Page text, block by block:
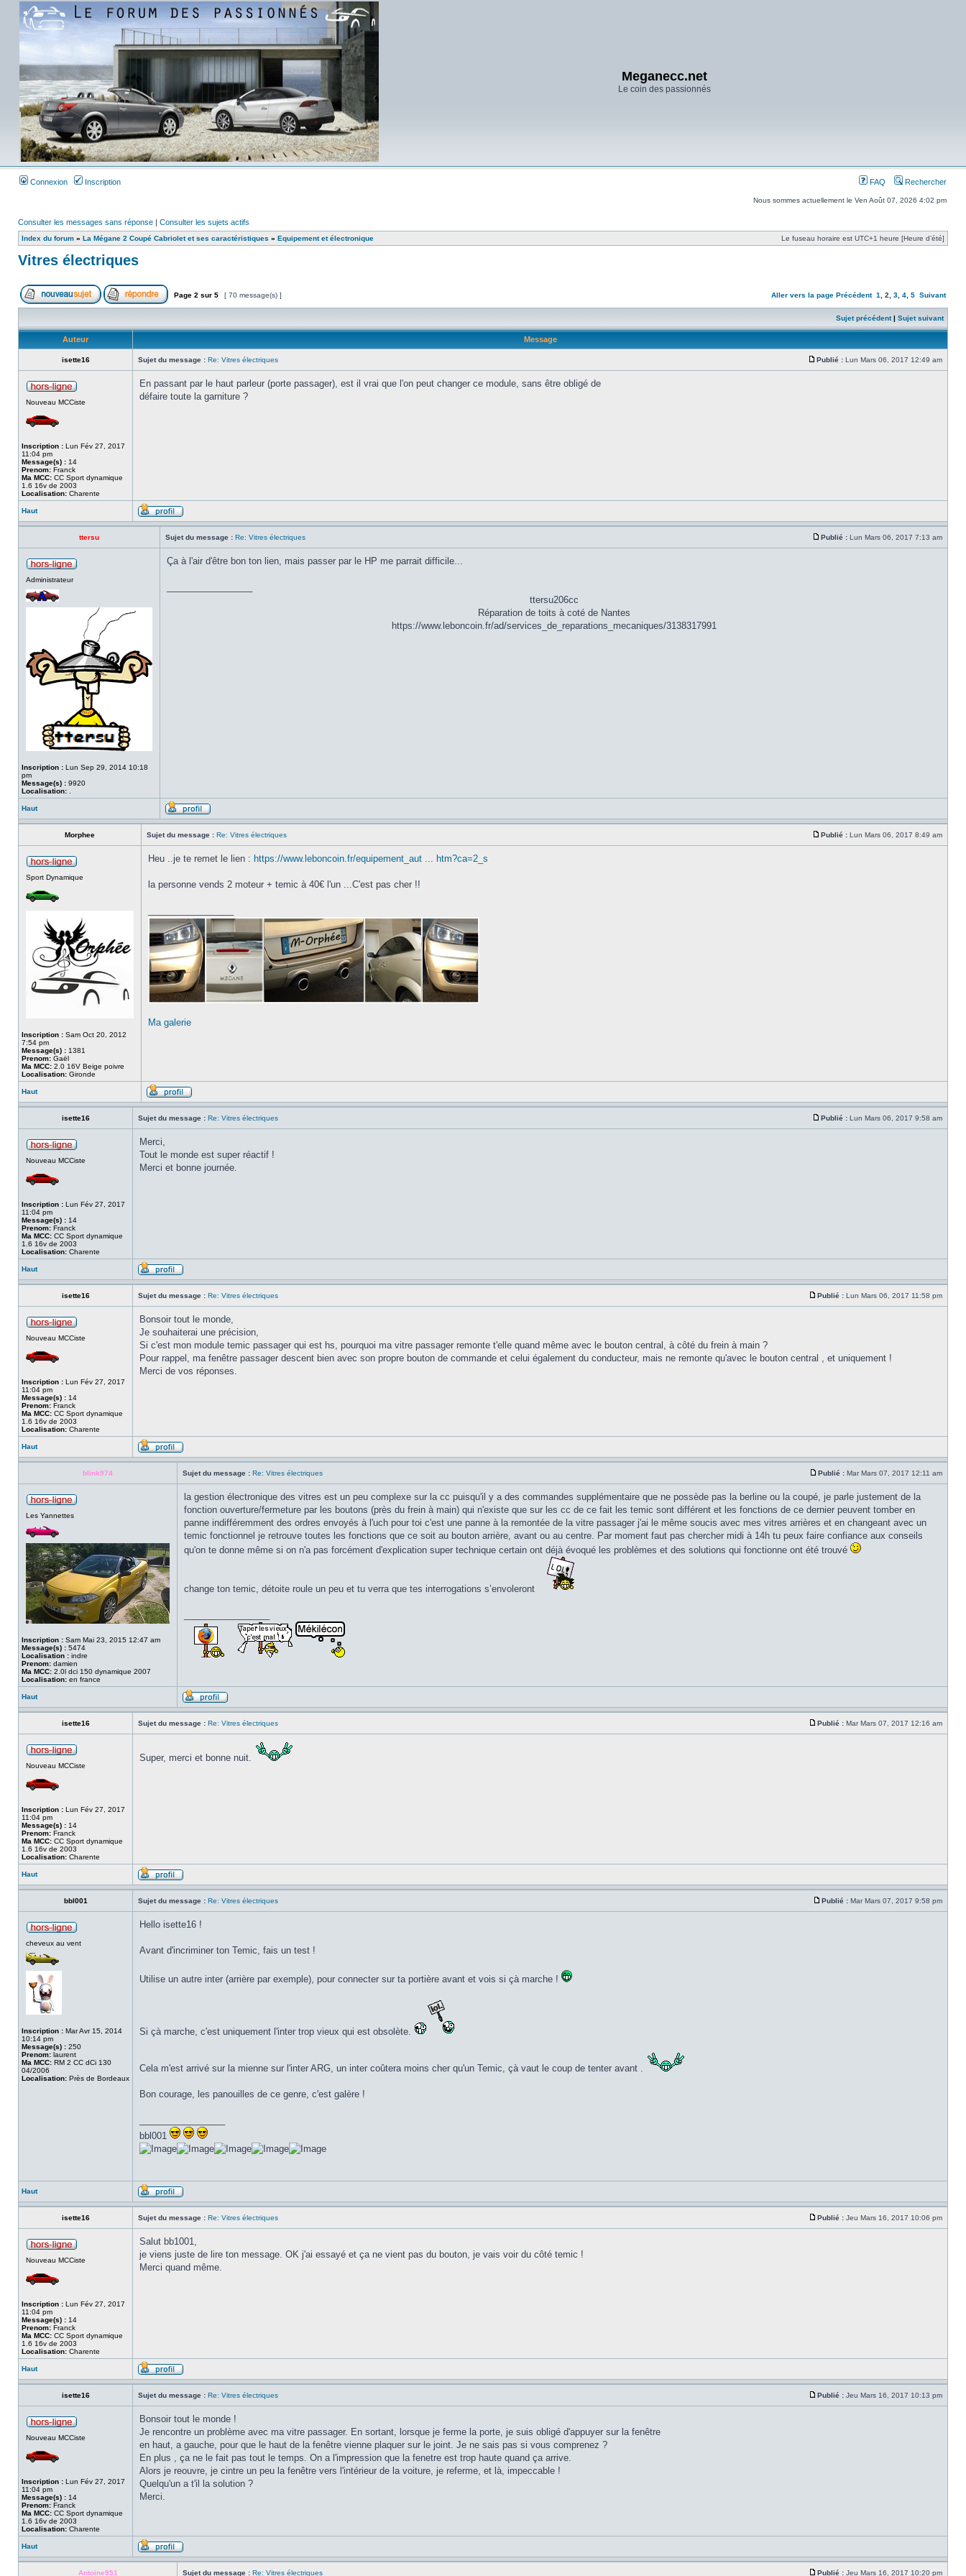
Meganecc.net
Le coin des passionnés
Connexion Inscription FAQ Rechercher
Nous sommes actuellement le Ven Août 07, 2026 4:02 pm
Consulter les messages sans réponse | Consulter les sujets actifs
Index du forum » La Mégane 2 Coupé Cabriolet et ses caractéristiques » Equipement et électronique Le fuseau horaire est UTC+1 heure [Heure d’été]
Vitres électriques
Page 2 sur 5 [ 70 message(s) ] Aller vers la page Précédent 1 2 3 4 5 Suivant
Sujet précédent| Sujet suivant
Auteur Message
isette16 Sujet du message : Re: Vitres électriques Publié : Lun Mars 06, 2017 12:49 am
Nouveau MCCiste
Inscription : Lun Fév 27, 2017
11:04 pm
Message(s) : 14
Prenom: Franck
Ma MCC: CC Sport dynamique
1.6 16v de 2003
Localisation: Charente
En passant par le haut parleur (porte passager), est il vrai que l'on peut changer ce module, sans être obligé de
défaire toute la garniture ?
Haut
ttersu Sujet du message : Re: Vitres électriques Publié : Lun Mars 06, 2017 7:13 am
Administrateur
Inscription : Lun Sep 29, 2014 10:18
pm
Message(s) : 9920
Localisation:
Ça à l'air d'être bon ton lien, mais passer par le HP me parrait difficile...
ttersu206cc
Réparation de toits à coté de Nantes
https://www.leboncoin.fr/ad/services_de_reparations_mecaniques/3138317991
Haut
Morphee Sujet du message : Re: Vitres électriques Publié : Lun Mars 06, 2017 8:49 am
Sport Dynamique
Inscription : Sam Oct 20, 2012
7:54 pm
Message(s) : 1381
Prenom: Gaël
Ma MCC: 2.0 16V Beige poivre
Localisation: Gironde
Heu ..je te remet le lien : https://www.leboncoin.fr/equipement_aut ... htm?ca=2_s
la personne vends 2 moteur + temic à 40€ l'un ...C'est pas cher !!
Ma galerie
Haut
isette16 Sujet du message : Re: Vitres électriques Publié : Lun Mars 06, 2017 9:58 am
Nouveau MCCiste
Inscription : Lun Fév 27, 2017
11:04 pm
Message(s) : 14
Prenom: Franck
Ma MCC: CC Sport dynamique
1.6 16v de 2003
Localisation: Charente
Merci,
Tout le monde est super réactif !
Merci et bonne journée.
Haut
isette16 Sujet du message : Re: Vitres électriques Publié : Lun Mars 06, 2017 11:58 pm
Nouveau MCCiste
Inscription : Lun Fév 27, 2017
11:04 pm
Message(s) : 14
Prenom: Franck
Ma MCC: CC Sport dynamique
1.6 16v de 2003
Localisation: Charente
Bonsoir tout le monde,
Je souhaiterai une précision,
Si c'est mon module temic passager qui est hs, pourquoi ma vitre passager remonte t'elle quand même avec le bouton central, à côté du frein à main ?
Pour rappel, ma fenêtre passager descent bien avec son propre bouton de commande et celui également du conducteur, mais ne remonte qu'avec le bouton central , et uniquement !
Merci de vos réponses.
Haut
blink974 Sujet du message : Re: Vitres électriques Publié : Mar Mars 07, 2017 12:11 am
Les Yannettes
Inscription : Sam Mai 23, 2015 12:47 am
Message(s) : 5474
Localisation : indre
Prenom: damien
Ma MCC: 2.0l dci 150 dynamique 2007
Localisation: en france
la gestion électronique des vitres est un peu complexe sur la cc puisqu'il y a des commandes supplémentaire que ne possède pas la berline ou la coupé, je parle justement de la
fonction ouverture/fermeture par les boutons (près du frein à main) qui n'existe que sur les cc de ce fait les temic sont différent et les fonctions de ce dernier peuvent tomber en
panne indifféremment des ordres envoyés à l'uch pour toi c'est une panne à la remontée de la vitre passager j'ai le même soucis avec mes vitres arrières et en changeant avec un
temic fonctionnel je retrouve toutes les fonctions que ce soit au bouton arrière, avant ou au centre. Par moment faut pas chercher midi à 14h tu peux faire confiance aux conseils
qu'on te donne même si on n'a pas forcément d'explication super technique certain ont déjà évoqué les problèmes et des solutions qui fonctionne ont été trouvé
change ton temic, détoite roule un peu et tu verra que tes interrogations s’envoleront
Haut
isette16 Sujet du message : Re: Vitres électriques Publié : Mar Mars 07, 2017 12:16 am
Nouveau MCCiste
Inscription : Lun Fév 27, 2017
11:04 pm
Message(s) : 14
Prenom: Franck
Ma MCC: CC Sport dynamique
1.6 16v de 2003
Localisation: Charente
Super, merci et bonne nuit.
Haut
bbl001 Sujet du message : Re: Vitres électriques Publié : Mar Mars 07, 2017 9:58 pm
cheveux au vent
Inscription : Mar Avr 15, 2014
10:14 pm
Message(s) : 250
Prenom: laurent
Ma MCC: RM 2 CC dCi 130
04/2006
Localisation: Près de Bordeaux
Hello isette16 !
Avant d'incriminer ton Temic, fais un test !
Utilise un autre inter (arrière par exemple), pour connecter sur ta portière avant et vois si çà marche !
Si çà marche, c'est uniquement l'inter trop vieux qui est obsolète.
Cela m'est arrivé sur la mienne sur l'inter ARG, un inter coûtera moins cher qu'un Temic, çà vaut le coup de tenter avant .
Bon courage, les panouilles de ce genre, c'est galère !
bbl001
Haut
isette16 Sujet du message : Re: Vitres électriques Publié : Jeu Mars 16, 2017 10:06 pm
Nouveau MCCiste
Inscription : Lun Fév 27, 2017
11:04 pm
Message(s) : 14
Prenom: Franck
Ma MCC: CC Sport dynamique
1.6 16v de 2003
Localisation: Charente
Salut bb1001,
je viens juste de lire ton message. OK j'ai essayé et ça ne vient pas du bouton, je vais voir du côté temic !
Merci quand même.
Haut
isette16 Sujet du message : Re: Vitres électriques Publié : Jeu Mars 16, 2017 10:13 pm
Nouveau MCCiste
Inscription : Lun Fév 27, 2017
11:04 pm
Message(s) : 14
Prenom: Franck
Ma MCC: CC Sport dynamique
1.6 16v de 2003
Localisation: Charente
Bonsoir tout le monde !
Je rencontre un problème avec ma vitre passager. En sortant, lorsque je ferme la porte, je suis obligé d'appuyer sur la fenêtre
en haut, a gauche, pour que le haut de la fenêtre vienne plaquer sur le joint. Je ne sais pas si vous comprenez ?
En plus , ça ne le fait pas tout le temps. On a l'impression que la fenetre est trop haute quand ça arrive.
Alors je reouvre, je cintre un peu la fenêtre vers l'intérieur de la voiture, je referme, et là, impeccable !
Quelqu'un a t'il la solution ?
Merci.
Haut
Antoine951 Sujet du message : Re: Vitres électriques Publié : Jeu Mars 16, 2017 10:20 pm